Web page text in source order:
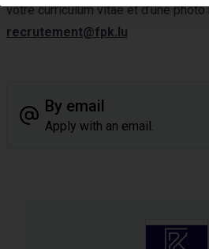
votre curriculum vitae et d’une photo
recrutement@fpk.lu
By email
Apply with an email.